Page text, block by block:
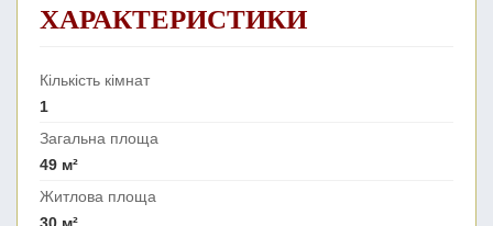
ХАРАКТЕРИСТИКИ
Кількість кімнат
1
Загальна площа
49 м²
Житлова площа
30 м²